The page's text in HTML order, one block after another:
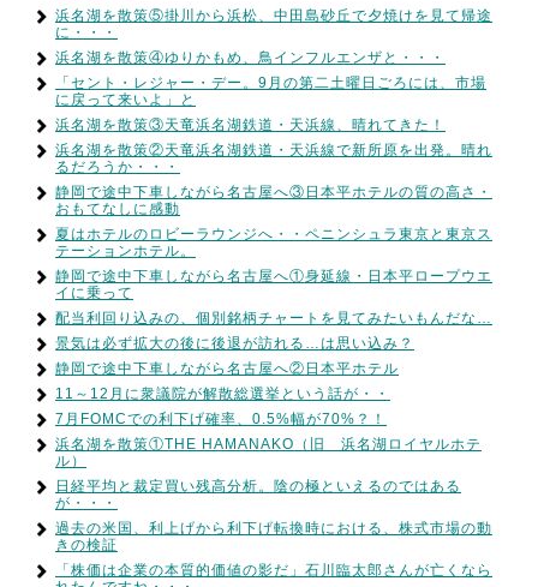
浜名湖を散策⑤掛川から浜松、中田島砂丘で夕焼けを見て帰途
に・・・
浜名湖を散策④ゆりかもめ、鳥インフルエンザと・・・
「セント・レジャー・デー。9月の第二土曜日ごろには、市場
に戻って来いよ」と
浜名湖を散策③天竜浜名湖鉄道・天浜線、晴れてきた！
浜名湖を散策②天竜浜名湖鉄道・天浜線で新所原を出発。晴れ
るだろうか・・・
静岡で途中下車しながら名古屋へ③日本平ホテルの質の高さ・
おもてなしに感動
夏はホテルのロビーラウンジへ・・ペニンシュラ東京と東京ス
テーションホテル。
静岡で途中下車しながら名古屋へ①身延線・日本平ロープウエ
イに乗って
配当利回り込みの、個別銘柄チャートを見てみたいもんだな…
景気は必ず拡大の後に後退が訪れる…は思い込み？
静岡で途中下車しながら名古屋へ②日本平ホテル
11～12月に衆議院が解散総選挙という話が・・
7月FOMCでの利下げ確率、0.5%幅が70%？！
浜名湖を散策①THE HAMANAKO（旧 浜名湖ロイヤルホテ
ル）
日経平均と裁定買い残高分析。陰の極といえるのではある
が・・・
過去の米国、利上げから利下げ転換時における、株式市場の動
きの検証
「株価は企業の本質的価値の影だ」石川臨太郎さんが亡くなら